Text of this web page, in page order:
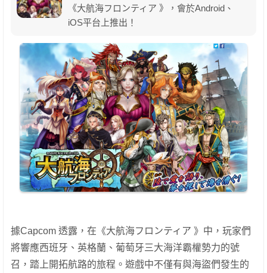
《大航海フロンティア 》，會於Android、
iOS平台上推出！
據Capcom 透露，在《大航海フロンティア 》中，玩家們
將響應西班牙、英格蘭、葡萄牙三大海洋霸權勢力的號
召，踏上開拓航路的旅程。遊戲中不僅有與海盜們發生的